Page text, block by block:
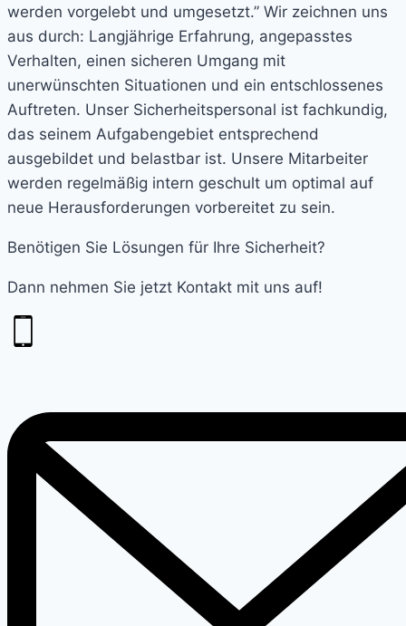
werden vorgelebt und umgesetzt.” Wir zeichnen uns
aus durch: Langjährige Erfahrung, angepasstes
Verhalten, einen sicheren Umgang mit
unerwünschten Situationen und ein entschlossenes
Auftreten. Unser Sicherheitspersonal ist fachkundig,
das seinem Aufgabengebiet entsprechend
ausgebildet und belastbar ist. Unsere Mitarbeiter
werden regelmäßig intern geschult um optimal auf
neue Herausforderungen vorbereitet zu sein.
Benötigen Sie Lösungen für Ihre Sicherheit?
Dann nehmen Sie jetzt Kontakt mit uns auf!